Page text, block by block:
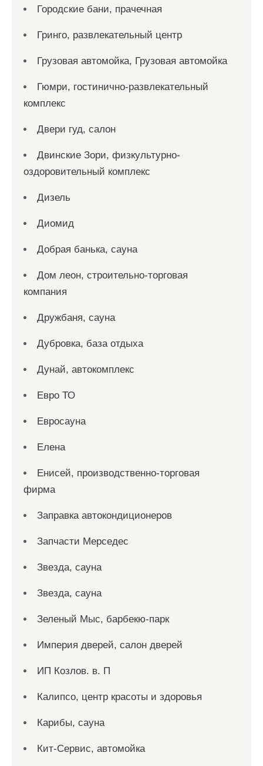
Городские бани, прачечная
Гринго, развлекательный центр
Грузовая автомойка, Грузовая автомойка
Гюмри, гостинично-развлекательный
комплекс
Двери гуд, салон
Двинские Зори, физкультурно-
оздоровительный комплекс
Дизель
Диомид
Добрая банька, сауна
Дом леон, строительно-торговая
компания
Дружбаня, сауна
Дубровка, база отдыха
Дунай, автокомплекс
Евро ТО
Евросауна
Елена
Енисей, производственно-торговая
фирма
Заправка автокондиционеров
Запчасти Мерседес
Звезда, сауна
Звезда, сауна
Зеленый Мыс, барбекю-парк
Империя дверей, салон дверей
ИП Козлов. в. П
Калипсо, центр красоты и здоровья
Карибы, сауна
Кит-Сервис, автомойка